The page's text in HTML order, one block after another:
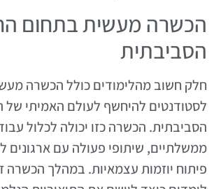
הכשרה מעשית בתחום
הסביבתית
חלק חשוב מהלימודים כולל הכשרה
לסטודנטים להיחשף לעולם האמיתי של
הסביבתית. הכשרה כזו יכולה לכלול
ממשלתיים, שיתופי פעולה עם ארגונים
פיתוח יוזמות עצמאיות. במהלך הכשרה